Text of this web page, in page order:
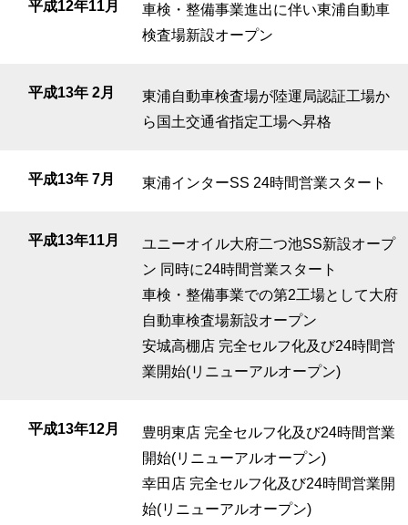
平成12年11月
車検・整備事業進出に伴い東浦自動車
検査場新設オープン
平成13年 2月
東浦自動車検査場が陸運局認証工場か
ら国土交通省指定工場へ昇格
平成13年 7月 東浦インターSS 24時間営業スタート
平成13年11月
ユニーオイル大府二つ池SS新設オープ
ン 同時に24時間営業スタート
車検・整備事業での第2工場として大府
自動車検査場新設オープン
安城高棚店 完全セルフ化及び24時間営
業開始(リニューアルオープン)
平成13年12月
豊明東店 完全セルフ化及び24時間営業
開始(リニューアルオープン)
幸田店 完全セルフ化及び24時間営業開
始(リニューアルオープン)